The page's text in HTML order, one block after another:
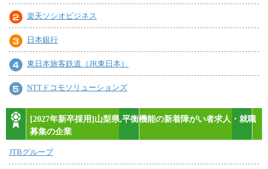
楽天ソシオビジネス
日本銀行
東日本旅客鉄道（JR東日本）
NTTドコモソリューションズ
[2027年新卒採用]山梨県,平衡機能の新着障がい者求人・就職
募集の企業
JTBグループ